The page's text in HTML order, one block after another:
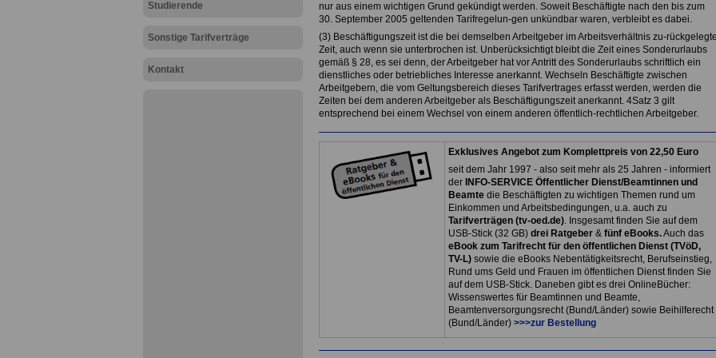
Studierende
Sonstige Tarifverträge
Kontakt
nur aus einem wichtigen Grund gekündigt werden. Soweit Beschäftigte nach den bis zum
30. September 2005 geltenden Tarifregelun-gen unkündbar waren, verbleibt es dabei.
(3) Beschäftigungszeit ist die bei demselben Arbeitgeber im Arbeitsverhältnis zu-
Zeit, auch wenn sie unterbrochen ist. Unberücksichtigt bleibt die Zeit eines Sonderurlaubs
gemäß § 28, es sei denn, der Arbeitgeber hat vor Antritt des Sonderurlaubs schriftlich ein
dienstliches oder betriebliches Interesse anerkannt. Wechseln Beschäftigte zwischen
Arbeitgebern, die vom Geltungsbereich dieses Tarifvertrages erfasst werden, werden die
Zeiten bei dem anderen Arbeitgeber als Beschäftigungszeit anerkannt. 4Satz 3 gilt
entsprechend bei einem Wechsel von einem anderen öffentlich-rechtlichen Arbeitgeber.
Exklusives Angebot zum Komplettpreis von 22,50 Euro
seit dem Jahr 1997 - also seit mehr als 25 Jahren - informiert
der INFO-SERVICE Öffentlicher Dienst/Beamtinnen und
Beamtedie Beschäftigten zu wichtigen Themen rund um
Einkommen und Arbeitsbedingungen, u.a. auch zu
Tarifverträgen (tv-oed.de). Insgesamt finden Sie auf dem
USB-Stick (32 GB) drei Ratgeber& fünf eBooks.Auch das
eBook zum Tarifrecht für den öffentlichen Dienst (TVöD,
TV-L)sowie die eBooks Nebentätigkeitsrecht, Berufseinstieg,
Rund ums Geld und Frauen im öffentlichen Dienst finden Sie
auf dem USB-Stick. Daneben gibt es drei OnlineBücher:
Wissenswertes für Beamtinnen und Beamte,
Beamtenversorgungsrecht (Bund/Länder) sowie Beihilferecht
(Bund/Länder) >>>zur Bestellung